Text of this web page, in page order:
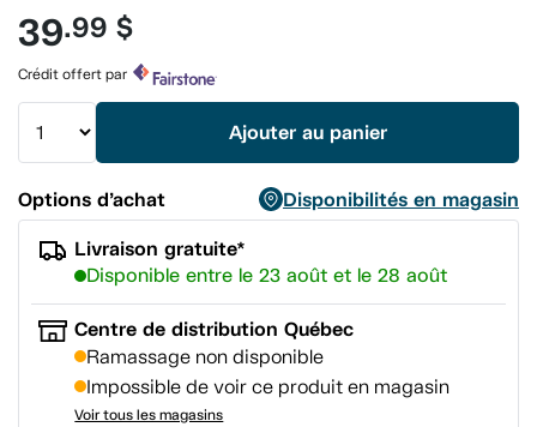
vers
la
39.99 $
Crédit offert par
Ajouter au panier
Options d’achat
Disponibilités en magasin
Livraison gratuite*
Disponible entre le 23 août et le 28 août
Centre de distribution Québec
Ramassage non disponible
Impossible de voir ce produit en magasin
Voir tous les magasins